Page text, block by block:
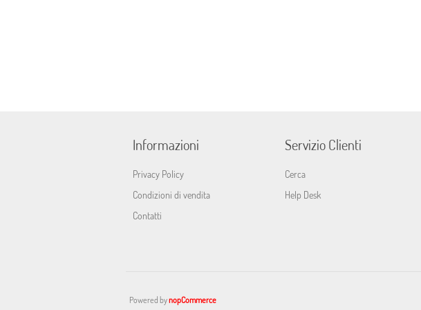
Informazioni
Privacy Policy
Condizioni di vendita
Contatti
Servizio Clienti
Cerca
Help Desk
Powered bynopCommerce